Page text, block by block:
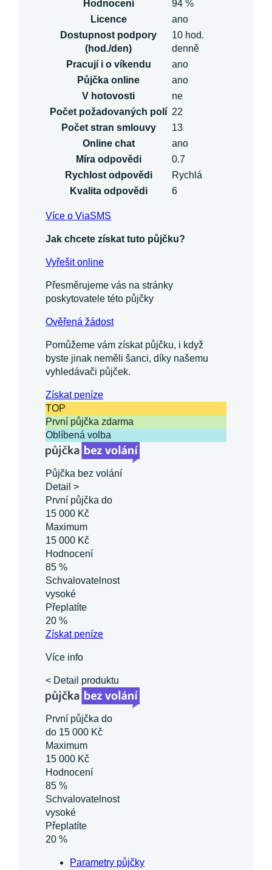
Hodnocení
94 %
Licence
ano
Dostupnost podpory
(hod./den)
10 hod.
denně
Pracují i o víkendu
ano
Půjčka online
ano
V hotovosti
ne
Počet požadovaných polí 22
Počet stran smlouvy
13
Online chat
ano
Míra odpovědi
0.7
Rychlost odpovědi
Rychlá
Kvalita odpovědi
6
Více o ViaSMS
Jak chcete získat tuto půjčku?
Vyřešit online
Přesměrujeme vás na stránky
poskytovatele této půjčky
Ověřená žádost
Pomůžeme vám získat půjčku, i když
byste jinak neměli šanci, díky našemu
vyhledávači půjček.
Získatpeníze
TOP
První půjčka zdarma
Oblíbená volba
Půjčka bez volání
Detail >
První půjčka do
15 000 Kč
Maximum
15 000 Kč
Hodnocení
85 %
Schvalovatelnost
vysoké
Přeplatíte
20 %
Získatpeníze
Více info
< Detail produktu
První půjčka do
do 15 000 Kč
Maximum
15 000 Kč
Hodnocení
85 %
Schvalovatelnost
vysoké
Přeplatíte
20 %
Parametry půjčky